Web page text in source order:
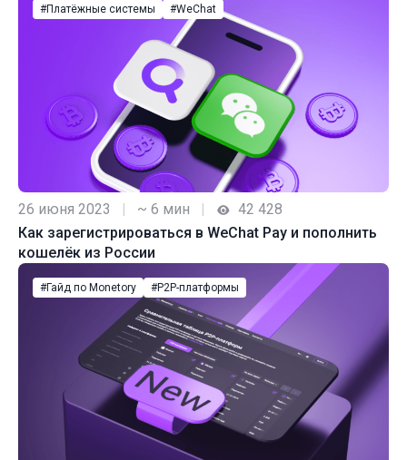
#Платёжные системы #WeChat
26 июня 2023 ~ 6 мин
42 428
Как зарегистрироваться в WeChat Pay и пополнить
кошелёк из России
#Гайд по Monetory #P2P-платформы